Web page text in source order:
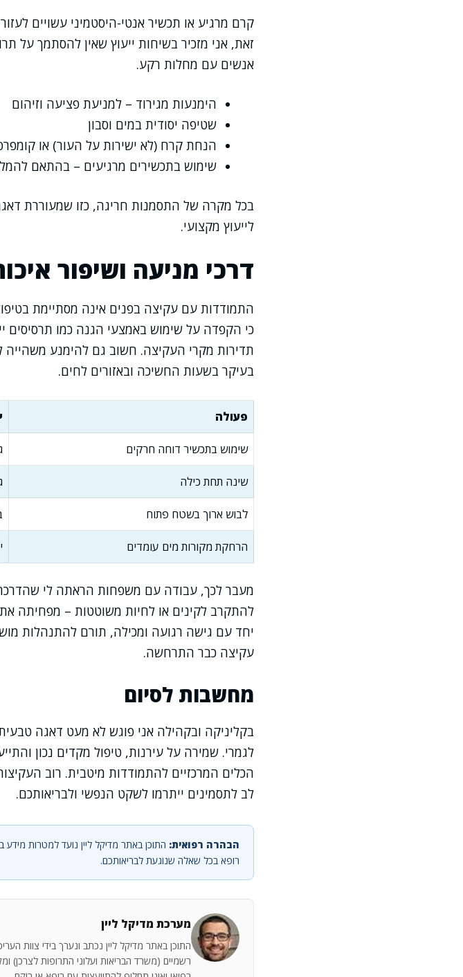
קרם מרגיע או תכשיר אנטי-היסטמיני עשויים
זאת, אני מזכיר בשיחות ייעוץ שאין להסתמך על
אנשים עם מחלות רקע.
הימנעות מגירוד – למניעת פציעה וזיהום
שטיפה יסודית במים וסבון
הנחת קרח (לא ישירות על העור) או
שימוש בתכשירים מרגיעים – בהתאם
בכל מקרה של התסמנות חריגה, כזו שמעוררת
לייעוץ מקצועי.
דרכי מניעה ושיפור
התמודדות עם עקיצה בפנים אינה מסתיימת
כי הקפדה על שימוש באמצעי הגנה כמו תרסיסים
תדירות מקרי העקיצה. חשוב גם להימנע משהייה
בעיקר בשעות החשיכה ובאזורים לחים.
פעולה
שימוש בתכשיר דוחה חרקים
שינה תחת כילה
לבוש ארוך בשטח פתוח
הרחקת מקורות מים עומדים
מעבר לכך, עבודה עם משפחות הראתה לי
להתקרב לקינים או לחיות משוטטות – מפחיתה
יחד עם גישה רגועה ומכילה, תורם להתנהלות
עקיצה כבר התרחשה.
מחשבות לסיום
בקליניקה ובקהילה אני פוגש לא מעט דאגה
לגמרי. שמירה על עירנות, טיפול מקדים נכון
הכלים המרכזיים להתמודדות מיטבית. רוב
לב לתסמינים ייתרמו לשקט הנפשי ולבריאותכם.
הבהרה רפואית: התוכן באתר מדיקל ליין נועד למטרות מידע
רופא בכל שאלה שנוגעת לבריאותכם.
מערכת מדיקל ליין
התוכן באתר מדיקל ליין נכתב ונערך בידי צוות
רשמיים (משרד הבריאות ועלוני התרופות לצרכן)